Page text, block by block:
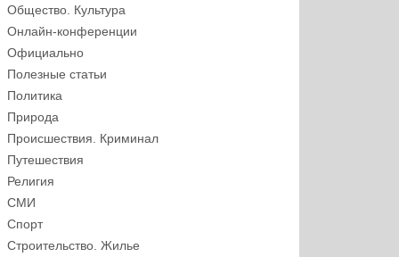
Общество. Культура
Онлайн-конференции
Официально
Полезные статьи
Политика
Природа
Происшествия. Криминал
Путешествия
Религия
СМИ
Спорт
Строительство. Жилье